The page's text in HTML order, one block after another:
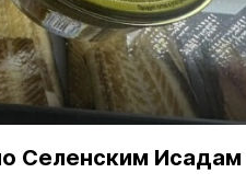
Селенским Исадам